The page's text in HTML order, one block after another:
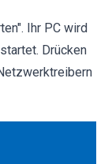
Ihr PC wird
Drücken